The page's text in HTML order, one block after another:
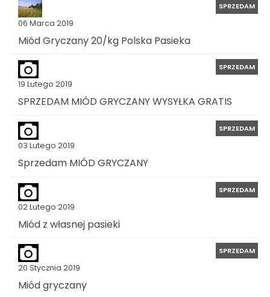
06 Marca 2019
SPRZEDAM
Miód Gryczany 20/kg Polska Pasieka
19 Lutego 2019
SPRZEDAM
SPRZEDAM MIÓD GRYCZANY WYSYŁKA GRATIS
03 Lutego 2019
SPRZEDAM
Sprzedam MIÓD GRYCZANY
02 Lutego 2019
SPRZEDAM
Miód z własnej pasieki
20 Stycznia 2019
SPRZEDAM
Miód gryczany